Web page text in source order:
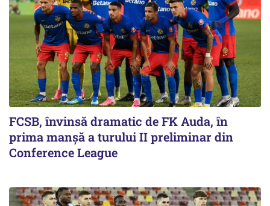
FCSB, învinsă dramatic de FK Auda, în
prima manșă a turului II preliminar din
Conference League